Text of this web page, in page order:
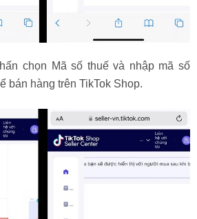
chọn Mã số thuế và nhập mã số
bán hàng trên TikTok Shop.